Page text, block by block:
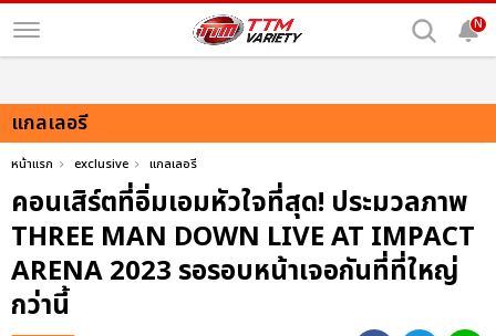
N
แกลเลอรี
หน้าแรก exclusive แกลเลอรี
คอนเสิร์ตที่อิ่มเอมหัวใจที่สุด! ประมวลภาพ
THREE MAN DOWN LIVE AT IMPACT
ARENA 2023 รอรอบหน้าเจอกันที่ที่ใหญ่
กว่านี้